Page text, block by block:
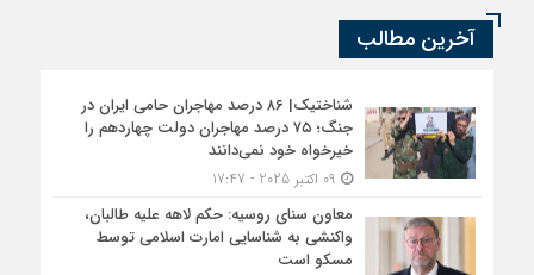
آخرین مطالب
شناختیک| ۸۶ درصد مهاجران حامی ایران در
جنگ؛ ۷۵ درصد مهاجران دولت چهاردهم را
خیرخواه خود نمی‌دانند
معاون سنای روسیه: حکم لاهه علیه طالبان،
واکنشی به شناسایی امارت اسلامی توسط
مسکو است